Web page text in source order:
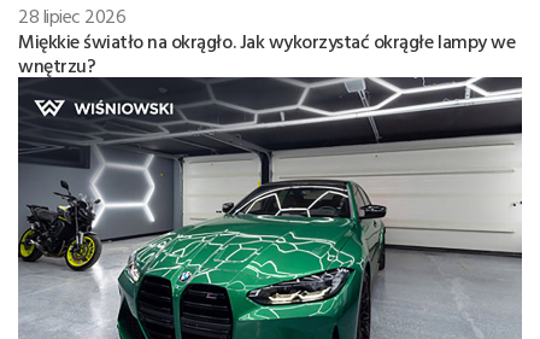
28 lipiec 2026
Miękkie światło na okrągło. Jak wykorzystać okrągłe lampy we
wnętrzu?